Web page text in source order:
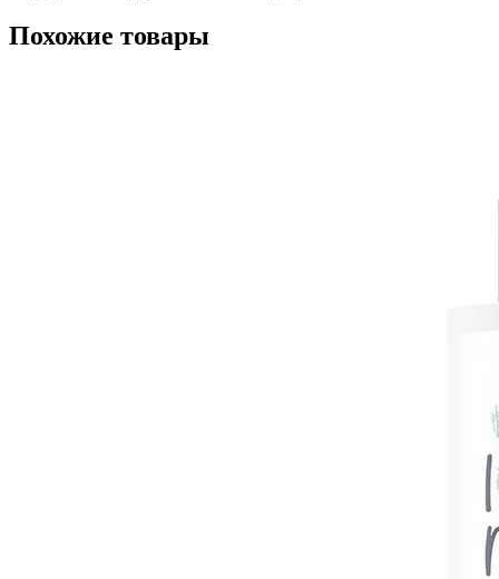
Похожие товары